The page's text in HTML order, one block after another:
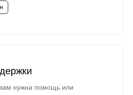
нужна помощь или